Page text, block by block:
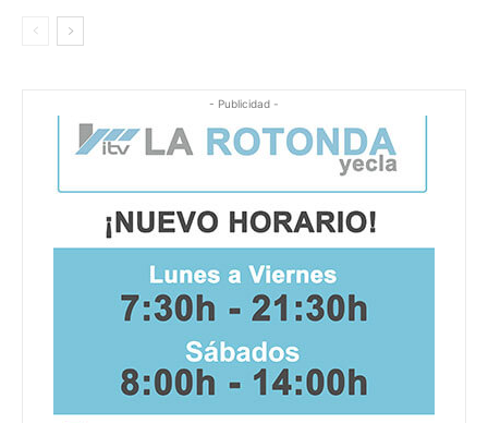
- Publicidad -